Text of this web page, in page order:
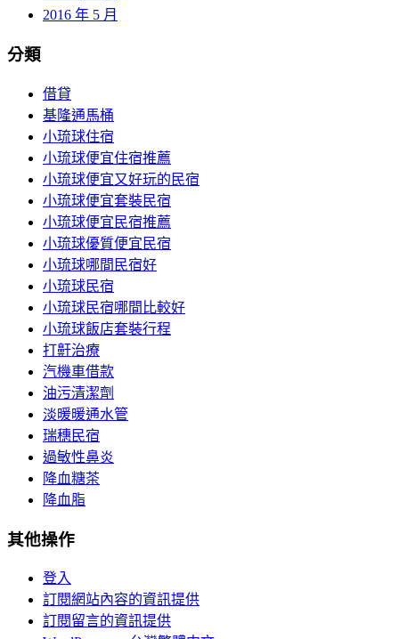
2016 年 5 月
分類
借貸
基隆通馬桶
小琉球住宿
小琉球便宜住宿推薦
小琉球便宜又好玩的民宿
小琉球便宜套裝民宿
小琉球便宜民宿推薦
小琉球優質便宜民宿
小琉球哪間民宿好
小琉球民宿
小琉球民宿哪間比較好
小琉球飯店套裝行程
打鼾治療
汽機車借款
油污清潔劑
淡暖暖通水管
瑞穗民宿
過敏性鼻炎
降血糖茶
降血脂
其他操作
登入
訂閱網站內容的資訊提供
訂閱留言的資訊提供